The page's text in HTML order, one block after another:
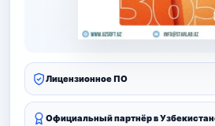
Лицензионное ПО
Официальный партнёр в